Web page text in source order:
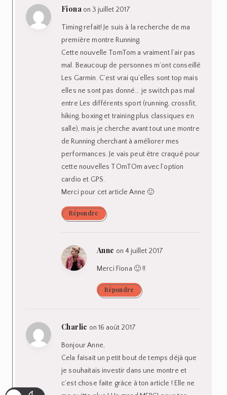
Fiona on 3 juillet 2017
Timing refait! Je suis à la recherche de ma
première montre Running.
Cette nouvelle TomTom a vraiment l’air pas
mal. Beaucoup de personnes m’ont conseillé
Les Garmin. C’est vrai qu’elles sont top mais
elles ne sont pas donné… je switch pas mal
entre Les différents sport (running, crossfit,
hiking, boxing et training plus classiques en
salle), mais je cherche avant tout une montre
de Running cherchant à améliorer mes
performances. Je vais peut être craqué pour
cette nouvelles TOmTOm avec l’option
cardio et GPS.
Merci pour cet article Anne 🙂
Répondre
Anne on 4 juillet 2017
Merci Fiona 🙂 !!
Répondre
Charlie on 16 août 2017
Bonjour Anne,
Cela faisait un petit bout de temps déjà que
je souhaitais investir dans une montre et
c’est chose faite grâce à ton article ! Elle ne